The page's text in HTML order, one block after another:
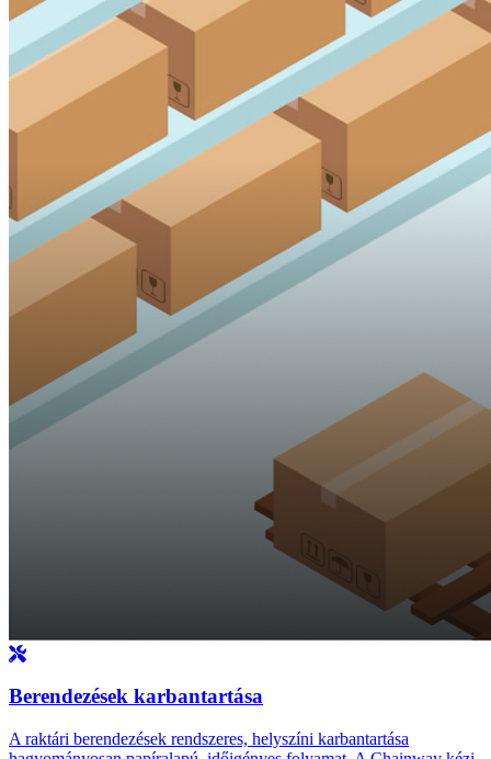
Berendezések karbantartása
A raktári berendezések rendszeres, helyszíni karbantartása